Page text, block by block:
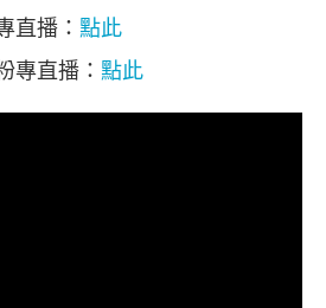
直播： 點此
專直播： 點此